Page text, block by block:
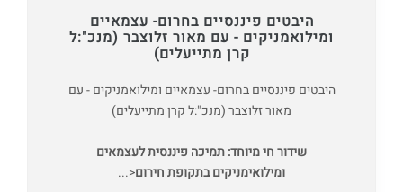
היבטים פיננסיים בחרום- עצמאיים
ומילואמניקים - עם מאור זלוצבר (מנכ":ל
קרן מתייעלים)
היבטים פיננסיים בחרום- עצמאיים ומילואמניקים - עם
מאור זלוצבר (מנכ":ל קרן מתייעלים)
שידור חי מיוחד: תמיכה פיננסית לעצמאים
ומילואימניקים בתקופת חירום<...